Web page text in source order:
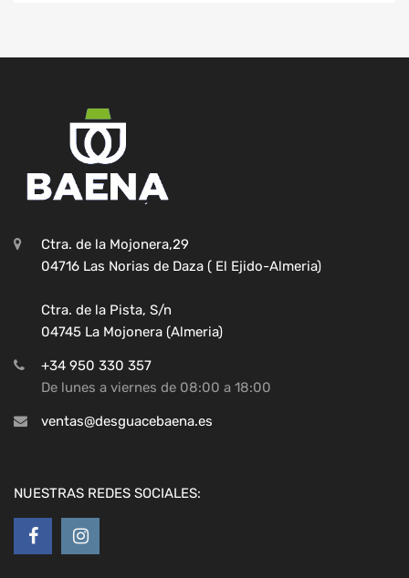
Ctra. de la Mojonera,29
04716 Las Norias de Daza ( El Ejido-Almeria)
Ctra. de la Pista, S/n
04745 La Mojonera (Almeria)
+34 950 330 357
De lunes a viernes de 08:00 a 18:00
ventas@desguacebaena.es
NUESTRAS REDES SOCIALES: